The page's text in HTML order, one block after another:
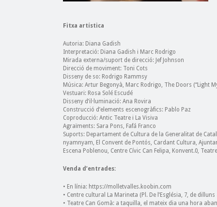
Fitxa artística
Autoria: Diana Gadish
Interpretació: Diana Gadish i Marc Rodrigo
Mirada externa/suport de direcció: Jef Johnson
Direcció de moviment: Toni Cots
Disseny de so: Rodrigo Rammsy
Música: Artur Begonyà, Marc Rodrigo, The Doors (“Light
Vestuari: Rosa Solé Escudé
Disseny d’il·luminació: Ana Rovira
Construcció d’elements escenogràfics: Pablo Paz
Coproducció: Antic Teatre i La Visiva
Agraïments: Sara Pons, Fafá Franco
Suports: Departament de Cultura de la Generalitat de
nyamnyam, El Convent de Pontós, Cardant Cultura,
Escena Poblenou, Centre Cívic Can Felipa, Konvent.0,
Venda d’entrades:
• En línia: https://molletvalles.koobin.com
• Centre cultural La Marineta (Pl. De l’Església, 7, de
• Teatre Can Gomà: a taquilla, el mateix dia una hora